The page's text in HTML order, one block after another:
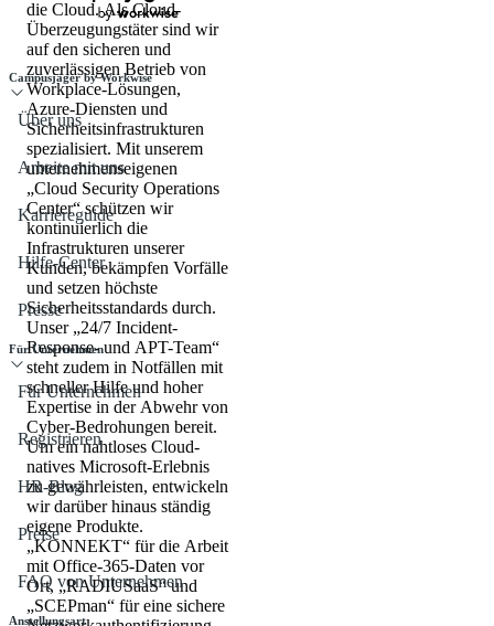
die Cloud. Als Cloud-
Überzeugungstäter sind wir
auf den sicheren und
zuverlässigen Betrieb von
Workplace-Lösungen,
Azure-Diensten und
Sicherheitsinfrastrukturen
spezialisiert. Mit unserem
unternehmenseigenen
„Cloud Security Operations
Center“ schützen wir
kontinuierlich die
Infrastrukturen unserer
Kunden, bekämpfen Vorfälle
und setzen höchste
Sicherheitsstandards durch.
Unser „24/7 Incident-
Response- und APT-Team“
steht zudem in Notfällen mit
schneller Hilfe und hoher
Expertise in der Abwehr von
Cyber-Bedrohungen bereit.
Um ein nahtloses Cloud-
natives Microsoft-Erlebnis
zu gewährleisten, entwickeln
wir darüber hinaus ständig
eigene Produkte.
„KONNEKT“ für die Arbeit
mit Office-365-Daten vor
Ort, „RADIUSaaS“ und
„SCEPman“ für eine sichere
Campusjäger by Workwise
Über uns
Arbeite mit uns
Karriereguide
Hilfe-Center
Presse
Für Unternehmen
Für Unternehmen
Registrieren
HR-Blog
Preise
FAQ von Unternehmen
Anstellungsart